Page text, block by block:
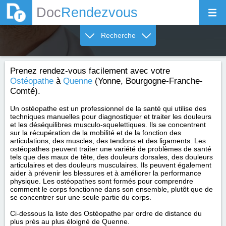
DocRendezvous
Recherche
Prenez rendez-vous facilement avec votre
Ostéopathe à Quenne (Yonne, Bourgogne-Franche-
Comté).
Un ostéopathe est un professionnel de la santé qui utilise des
techniques manuelles pour diagnostiquer et traiter les douleurs
et les déséquilibres musculo-squelettiques. Ils se concentrent
sur la récupération de la mobilité et de la fonction des
articulations, des muscles, des tendons et des ligaments. Les
ostéopathes peuvent traiter une variété de problèmes de santé
tels que des maux de tête, des douleurs dorsales, des douleurs
articulaires et des douleurs musculaires. Ils peuvent également
aider à prévenir les blessures et à améliorer la performance
physique. Les ostéopathes sont formés pour comprendre
comment le corps fonctionne dans son ensemble, plutôt que de
se concentrer sur une seule partie du corps.
Ci-dessous la liste des Ostéopathe par ordre de distance du
plus près au plus éloigné de Quenne.